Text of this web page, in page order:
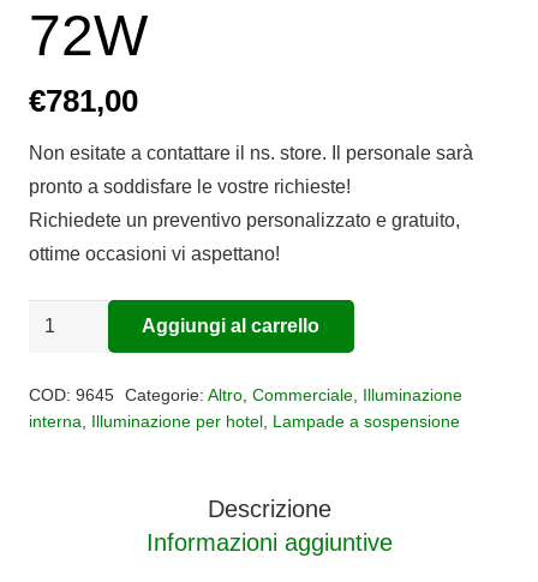
72W
€781,00
Non esitate a contattare il ns. store. Il personale sarà
pronto a soddisfare le vostre richieste!
Richiedete un preventivo personalizzato e gratuito,
ottime occasioni vi aspettano!
Sospensione
OASIS
Aggiungi al carrello
COD: 9645 Categorie: Altro, Commerciale, Illuminazione
interna, Illuminazione per hotel, Lampade a sospensione
Descrizione
Informazioni aggiuntive